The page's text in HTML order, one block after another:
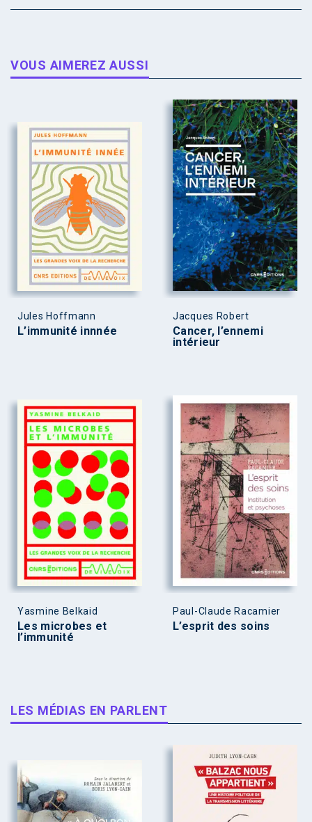
VOUS AIMEREZ AUSSI
Jules Hoffmann
L’immunité innnée
Jacques Robert
Cancer, l’ennemi
intérieur
Yasmine Belkaid
Les microbes et
l’immunité
Paul-Claude Racamier
L’esprit des soins
LES MÉDIAS EN PARLENT